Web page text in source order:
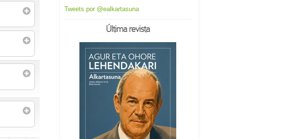
Tweets por @ealkartasuna
Última revista